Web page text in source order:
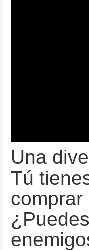
Una
Tú